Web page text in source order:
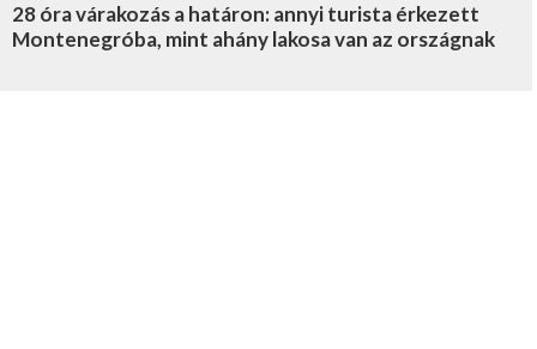
28 óra várakozás a határon: annyi turista érkezett
Montenegróba, mint ahány lakosa van az országnak